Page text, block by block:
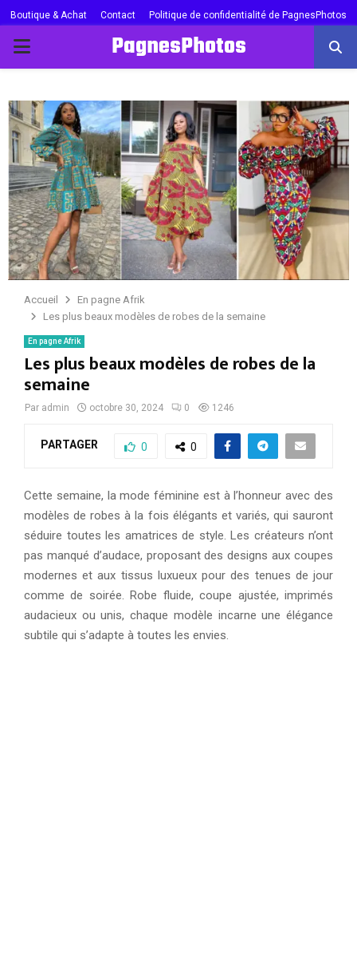
Boutique & Achat Contact Politique de confidentialité de PagnesPhotos
PRIMARY
PagnesPhotos
Accueil
En pagne Afrik
Les plus beaux modèles de robes de la semaine
En pagne Afrik
Les plus beaux modèles de robes de la
semaine
Par admin octobre 30, 2024 0 1246
PARTAGER 0 0
Cette semaine, la mode féminine est à l’honneur avec des
modèles de robes à la fois élégants et variés, qui sauront
séduire toutes les amatrices de style. Les créateurs n’ont
pas manqué d’audace, proposant des designs aux coupes
modernes et aux tissus luxueux pour des tenues de jour
comme de soirée. Robe fluide, coupe ajustée, imprimés
audacieux ou unis, chaque modèle incarne une élégance
subtile qui s’adapte à toutes les envies.